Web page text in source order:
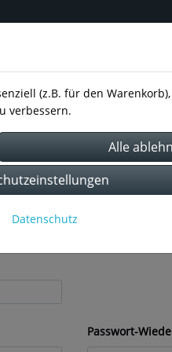
Schmuck,
Passwort-
(z.B. für den
verbessern.
Datenschutz